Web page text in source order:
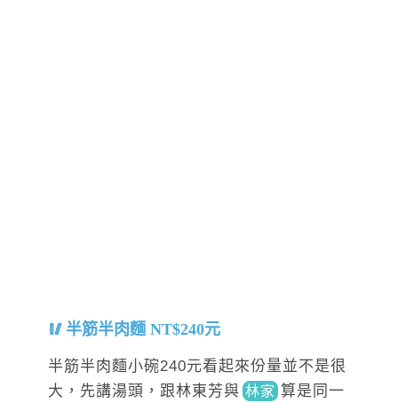
半筋半肉麵 NT$240元
半筋半肉麵小碗240元看起來份量並不是很
大，先講湯頭，跟林東芳與 林家 算是同 一